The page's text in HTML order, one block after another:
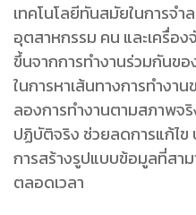
เทคโนโลยีทันสมัยในการจํ
อุตสาหกรรม คน และเครื่อ
ขึ้นจากการทํางานร่วมกันข
ในการหาเส้นทางการทํางา
ลองการทํางานตามสภาพจ
ปฏิบัติจริง ช่วยลดการแก้ไข
การสร้างรูปแบบข้อมูลที่สาม
ตลอดเวลา